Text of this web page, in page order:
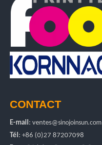
CONTACT
E-mail: ventes@sinojoinsun.com
Tél: +86 (0)27 87207098